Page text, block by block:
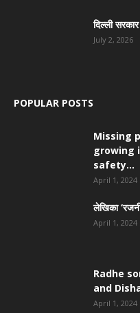
दिल्ली
July 2, 2026
POPULAR POSTS
Missing
growing
safety...
April 1, 2024
लेखिका
April 1, 2024
Radhe
and
April 1, 2024